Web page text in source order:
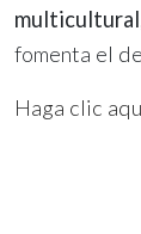
multicultural
fomenta el
Haga clic